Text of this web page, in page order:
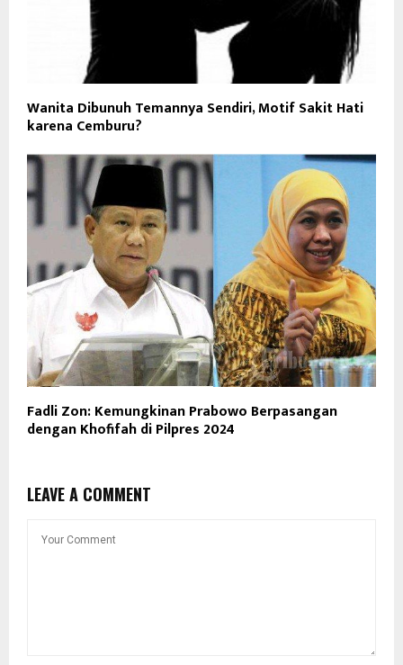
Wanita Dibunuh Temannya Sendiri, Motif Sakit Hati
karena Cemburu?
Fadli Zon: Kemungkinan Prabowo Berpasangan
dengan Khofifah di Pilpres 2024
LEAVE A COMMENT